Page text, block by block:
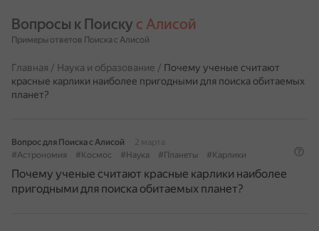
Вопросы к Поиску с Алисой
Примеры ответов Поиска с Алисой
Главная / Наука и образование / Почему ученые считают
красные карлики наиболее пригодными для поиска обитаемых
планет?
Вопрос для Поиска с Алисой
2 марта
#Астрономия
#Космос #Наука #Планеты #Карлики
Почему ученые считают красные карлики наиболее
пригодными для поиска обитаемых планет?